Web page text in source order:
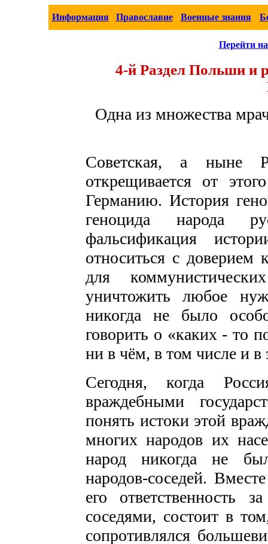
Информация Православие Военные знания
Перейти
4-й Раздел Польши и
Одна из множества
Советская, а ныне
открещивается от
Германию. История
геноцида народа
фальсификация
относиться с доверием
для
уничтожить любое
никогда не было
говорить о «каких - то
ни в чём, в том числе и в
Сегодня, когда
враждебными
понять истоки этой
многих народов их
народ никогда не
народов-соседей.
его ответственность
соседями, состоит в
сопротивлялся